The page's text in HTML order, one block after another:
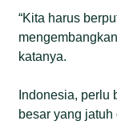
“Kita harus
katanya.
Indonesia, perlu
besar yang